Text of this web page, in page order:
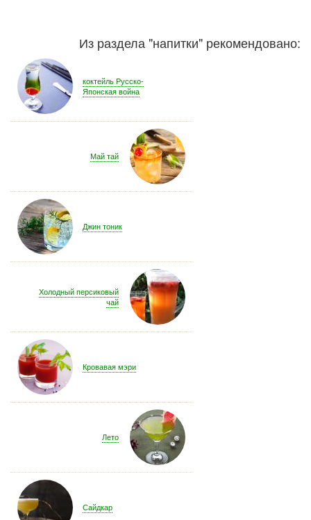
Из раздела "напитки" рекомендовано:
коктейль Русско-
Японская война
Май тай
Джин тоник
Холодный персиковый
чай
Кровавая мэри
Лето
Сайдкар